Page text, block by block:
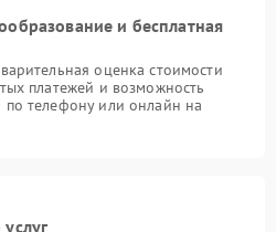
и бесплатная
оценка стоимости
платежей и возможность
по телефону или онлайн на